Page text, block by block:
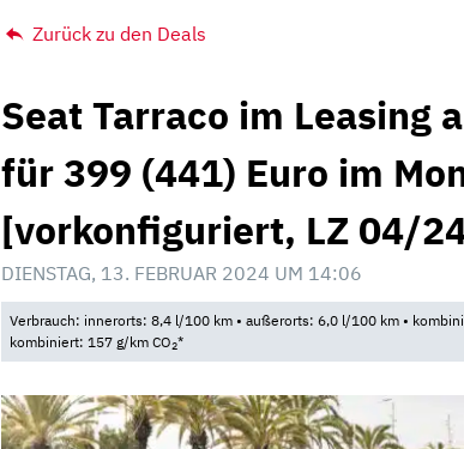
Zurück zu den Deals
Seat Tarraco im Leasing
für 399 (441) Euro im
[vorkonfiguriert, LZ 04/
DIENSTAG, 13. FEBRUAR 2024 UM 14:06
Verbrauch: innerorts: 8,4 l/100 km • außerorts: 6,0 l/100 km •
kombiniert: 157 g/km CO2*